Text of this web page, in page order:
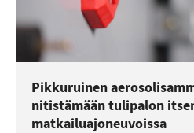
Pikkuruinen
nitistämään tulipalon
matkailuajoneuvoissa